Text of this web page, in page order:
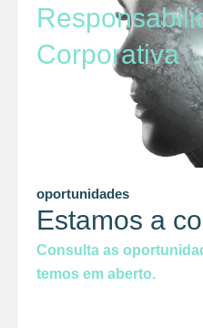
Corporativa
oportunidades
Estamos a
Consulta as
temos em aberto.